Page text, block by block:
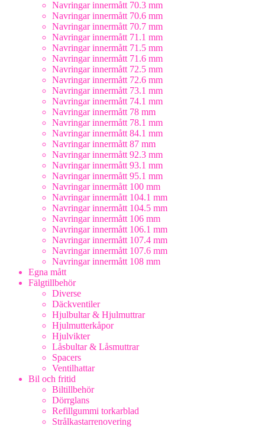
Navringar innermått 70.3 mm
Navringar innermått 70.6 mm
Navringar innermått 70.7 mm
Navringar innermått 71.1 mm
Navringar innermått 71.5 mm
Navringar innermått 71.6 mm
Navringar innermått 72.5 mm
Navringar innermått 72.6 mm
Navringar innermått 73.1 mm
Navringar innermått 74.1 mm
Navringar innermått 78 mm
Navringar innermått 78.1 mm
Navringar innermått 84.1 mm
Navringar innermått 87 mm
Navringar innermått 92.3 mm
Navringar innermått 93.1 mm
Navringar innermått 95.1 mm
Navringar innermått 100 mm
Navringar innermått 104.1 mm
Navringar innermått 104.5 mm
Navringar innermått 106 mm
Navringar innermått 106.1 mm
Navringar innermått 107.4 mm
Navringar innermått 107.6 mm
Navringar innermått 108 mm
Egna mått
Fälgtillbehör
Diverse
Däckventiler
Hjulbultar & Hjulmuttrar
Hjulmutterkåpor
Hjulvikter
Låsbultar & Låsmuttrar
Spacers
Ventilhattar
Bil och fritid
Biltillbehör
Dörrglans
Refillgummi torkarblad
Strålkastarrenovering